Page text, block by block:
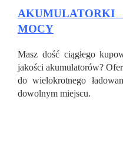
MOCY
Masz dość ciągłego
jakości akumulatorów?
do wielokrotnego
dowolnym miejscu.